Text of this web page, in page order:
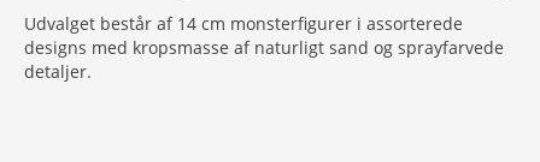
Udvalget består af 14 cm monsterfigurer i assorterede
designs med kropsmasse af naturligt sand og sprayfarvede
detaljer.